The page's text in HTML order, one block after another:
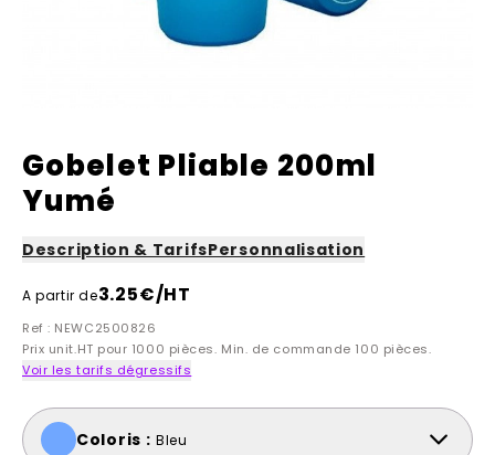
Gobelet Pliable 200ml
Yumé
Description & TarifsPersonnalisation
A partir de3.25€/HT
Ref : NEWC2500826
Prix unit.HT pour 1000 pièces. Min. de commande 100 pièces.
Voir les tarifs dégressifs
Coloris : Bleu